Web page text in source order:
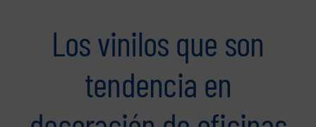
Los vinilos que son
tendencia en